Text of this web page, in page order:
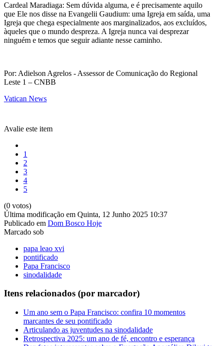
Cardeal Maradiaga: Sem dúvida alguma, e é precisamente aquilo
que Ele nos disse na Evangelii Gaudium: uma Igreja em saída, uma
Igreja que chega especialmente aos marginalizados, aos excluídos,
àqueles que o mundo despreza. A Igreja nunca vai desprezar
ninguém e temos que seguir adiante nesse caminho.
Por: Adielson Agrelos - Assessor de Comunicação do Regional
Leste 1 – CNBB
Vatican News
Avalie este item
1
2
3
4
5
(0 votos)
Última modificação em Quinta, 12 Junho 2025 10:37
Publicado em Dom Bosco Hoje
Marcado sob
papa leao xvi
pontificado
Papa Francisco
sinodalidade
Itens relacionados (por marcador)
Um ano sem o Papa Francisco: confira 10 momentos
marcantes de seu pontificado
Articulando as juventudes na sinodalidade
Retrospectiva 2025: um ano de fé, encontro e esperança